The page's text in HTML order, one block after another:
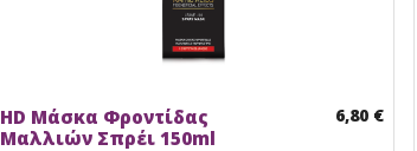
HD Μάσκα Φροντίδας
Μαλλιών Σπρέι 150ml
6,80 €